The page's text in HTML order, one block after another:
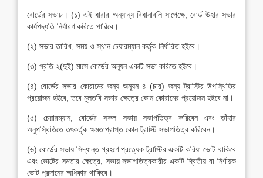
বোর্ডের সভা৮। (১) এই ধারার অন্যান্য বিধানাবলি সাপেক্ষে, বোর্ড উহার সভার
কার্যপদ্ধতি নির্ধারণ করিতে পারিবে।
(২) সভার তারিখ, সময় ও স্থান চেয়ারম্যান কর্তৃক নির্ধারিত হইবে।
(৩) প্রতি ২(দুই) মাসে বোর্ডের অন্যূন একটি সভা করিতে হইবে।
(৪) বোর্ডের সভার কোরামের জন্য অন্যূন ৪ (চার) জন্য ট্রাস্টির উপস্থিতির
প্রয়োজন হইবে, তবে মুলতবি সভার ক্ষেত্রে কোন কোরামের প্রয়োজন হইবে না।
(৫) চেয়ারম্যান, বোর্ডের সকল সভায় সভাপতিত্ব করিবেন এবং তাঁহার
অনুপস্থিতিতে তৎকর্তৃক ক্ষমতাপ্রাপ্ত কোন ট্রাস্টি সভাপতিত্ব করিবেন।
(৬) বোর্ডের সভায় সিদ্ধান্ত গ্রহণে প্রত্যেক ট্রাস্টির একটি করিয়া ভোট থাকিবে
এবং ভোটের সমতার ক্ষেত্রে, সভায় সভাপতিত্বকারীর একটি দ্বিতীয় বা নির্ণায়ক
ভোট প্রদানের অধিকার থাকিবে।